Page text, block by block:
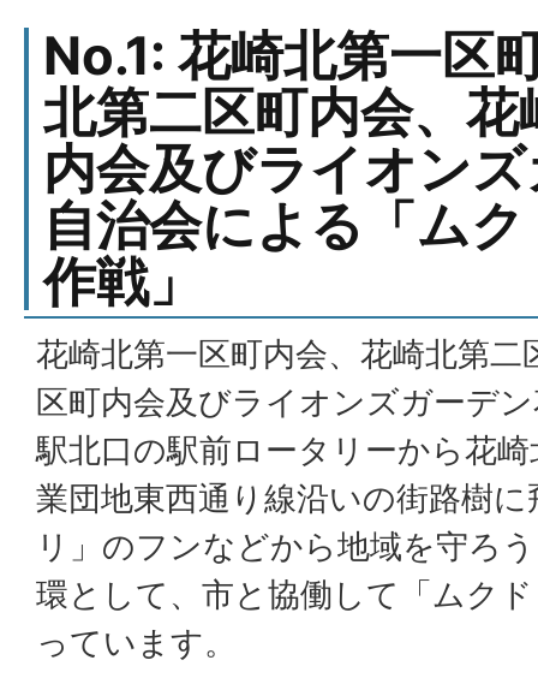
No.1: 花崎北第一区
北第二区町内会、
内会及びライオン
自治会による「ム
作戦」
花崎北第一区町内会、花崎北第二
区町内会及びライオンズガーデ
駅北口の駅前ロータリーから花
業団地東西通り線沿いの街路樹
リ」のフンなどから地域を守ろ
環として、市と協働して「ムク
っています。